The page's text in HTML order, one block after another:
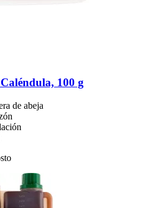
100 g
de abeja